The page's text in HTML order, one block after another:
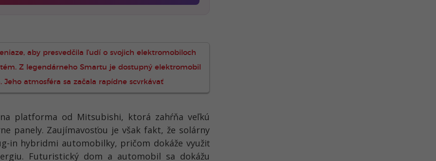
aby presvedčila ľudí o svojich elektromobiloch
Z legendárneho Smartu je dostupný elektromobil
Jeho atmosféra sa začala rapídne scvrkávať
platforma od Mitsubishi, ktorá zahŕňa veľkú
panely. Zaujímavosťou je však fakt, že solárny
in hybridmi automobilky, pričom dokáže využiť
Futuristický dom a automobil sa dokážu